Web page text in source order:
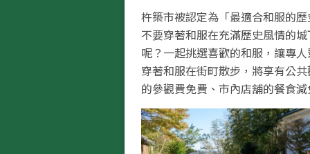
此外，城下町內也有資料陳列館
光景點。這裡提供和服出租服務
漫步於古街的樂趣。
杵築市被認定為「最適合和服的
不要穿著和服在充滿歷史風情的
呢？一起挑選喜歡的和服，讓專
穿著和服在街町散步，將享有公
的參觀費免費、市內店舖的餐食